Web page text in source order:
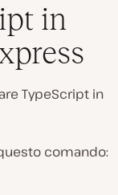
in
TypeScript in
comando: